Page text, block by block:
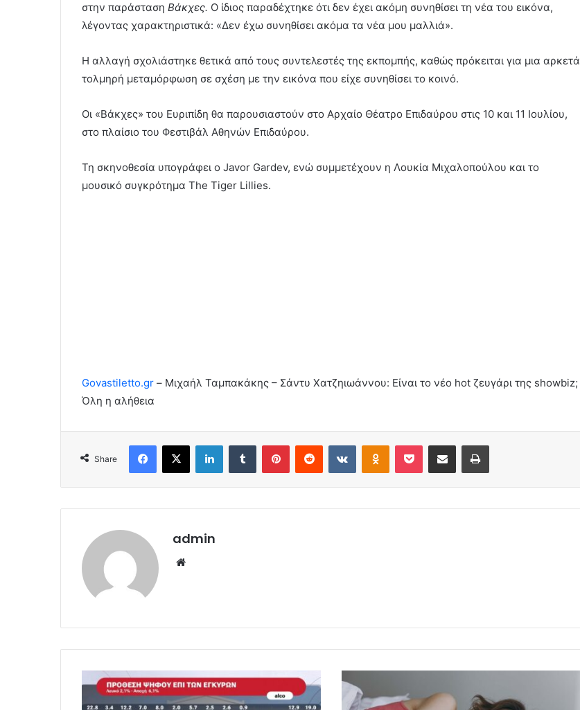
στην παράσταση Βάκχες. Ο ίδιος παραδέχτηκε ότι δεν έχει ακόμη συνηθίσει τη νέα του εικόνα,
λέγοντας χαρακτηριστικά: «Δεν έχω συνηθίσει ακόμα τα νέα μου μαλλιά».
Η αλλαγή σχολιάστηκε θετικά από τους συντελεστές της εκπομπής, καθώς πρόκειται για μια αρκετά
τολμηρή μεταμόρφωση σε σχέση με την εικόνα που είχε συνηθίσει το κοινό.
Οι «Βάκχες» του Ευριπίδη θα παρουσιαστούν στο Αρχαίο Θέατρο Επιδαύρου στις 10 και 11 Ιουλίου,
στο πλαίσιο του Φεστιβάλ Αθηνών Επιδαύρου.
Τη σκηνοθεσία υπογράφει ο Javor Gardev, ενώ συμμετέχουν η Λουκία Μιχαλοπούλου και το
μουσικό συγκρότημα The Tiger Lillies.
Govastiletto.gr – Μιχαήλ Ταμπακάκης – Σάντυ Χατζηιωάννου: Είναι το νέο hot ζευγάρι της showbiz;
Όλη η αλήθεια
Share
Facebook
X LinkedInTumblr PinterestReddit VKontakteOdnoklassniki
Pocket Share via Email Print
admin